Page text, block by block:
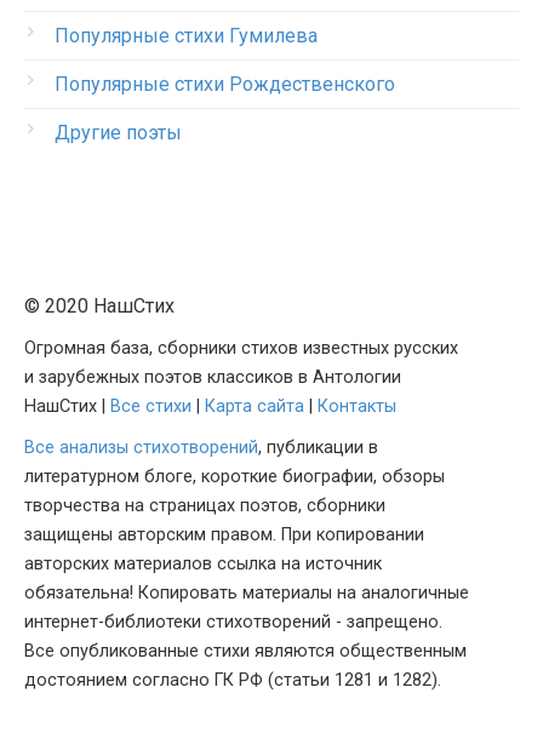
Популярные стихи Гумилева
Популярные стихи Рождественского
Другие поэты
© 2020 НашСтих
Огромная база, сборники стихов известных русских
и зарубежных поэтов классиков в Антологии
НашСтих |
Все стихи Карта сайта
Контакты
Все анализы стихотворений, публикации в
литературном блоге, короткие биографии, обзоры
творчества на страницах поэтов, сборники
защищены авторским правом. При копировании
авторских материалов ссылка на источник
обязательна! Копировать материалы на аналогичные
интернет-библиотеки стихотворений - запрещено.
Все опубликованные стихи являются общественным
достоянием согласно ГК РФ (статьи 1281 и 1282).